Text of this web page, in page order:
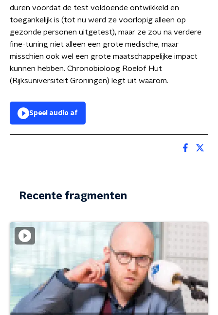
duren voordat de test voldoende ontwikkeld en
toegankelijk is (tot nu werd ze voorlopig alleen op
gezonde personen uitgetest), maar ze zou na verdere
fine-tuning niet alleen een grote medische, maar
misschien ook wel een grote maatschappelijke impact
kunnen hebben. Chronobioloog Roelof Hut
(Rijksuniversiteit Groningen) legt uit waarom.
Speel audio af
Recente fragmenten